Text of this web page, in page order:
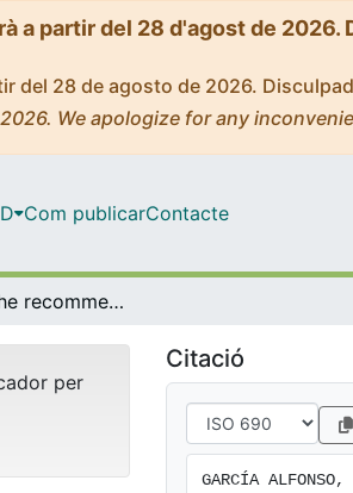
a partir del 28 d'agost de 2026.
del 28 de agosto de 2026.
We apologize for any
Com publicarContacte
Update of the recommendations for the determination of biomarkers in colorectal carcinoma: National Consensus of the Spanish Society of Medical Oncology and the Spanish Society of Pathology
per
Citació
GARCÍA